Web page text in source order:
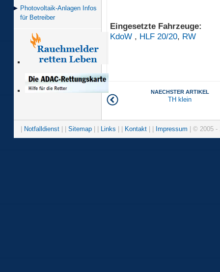
Photovoltaik-Anlagen Infos
für Betreiber
Eingesetzte Fahrzeuge:
KdoW , HLF 20/20, RW
NAECHSTER ARTIKEL
TH klein
Notfalldienst Sitemap Links Kontakt Impressum | © 2005 -